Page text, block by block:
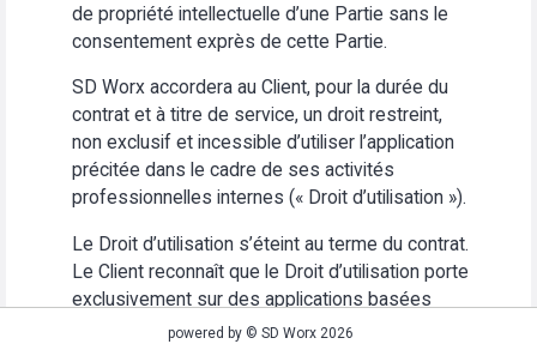
de propriété intellectuelle d’une Partie sans le
consentement exprès de cette Partie.
SD Worx accordera au Client, pour la durée du
contrat et à titre de service, un droit restreint,
non exclusif et incessible d’utiliser l’application
précitée dans le cadre de ses activités
professionnelles internes (« Droit d’utilisation »).
Le Droit d’utilisation s’éteint au terme du contrat.
Le Client reconnaît que le Droit d’utilisation porte
exclusivement sur des applications basées
Web. Le Client s’abstiendra (i) d’utiliser
powered by © SD Worx 2026